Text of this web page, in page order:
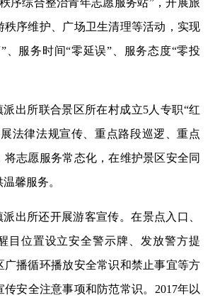
序综合整治青年志愿服务站”，开展旅
秩序维护、广场卫生清理等活动，实现
、服务时间“零延误”、服务态度“零投
派出所联合景区所在村成立5人专职“红
法律法规宣传、重点路段巡逻、重点
将志愿服务常态化，在维护景区安全同
馨服务。
出所还开展游客宣传。在景点入口、
目位置设立安全警示牌、发放警方提
广播循环播放安全常识和禁止事宜等方
安全注意事项和防范常识。2017年以